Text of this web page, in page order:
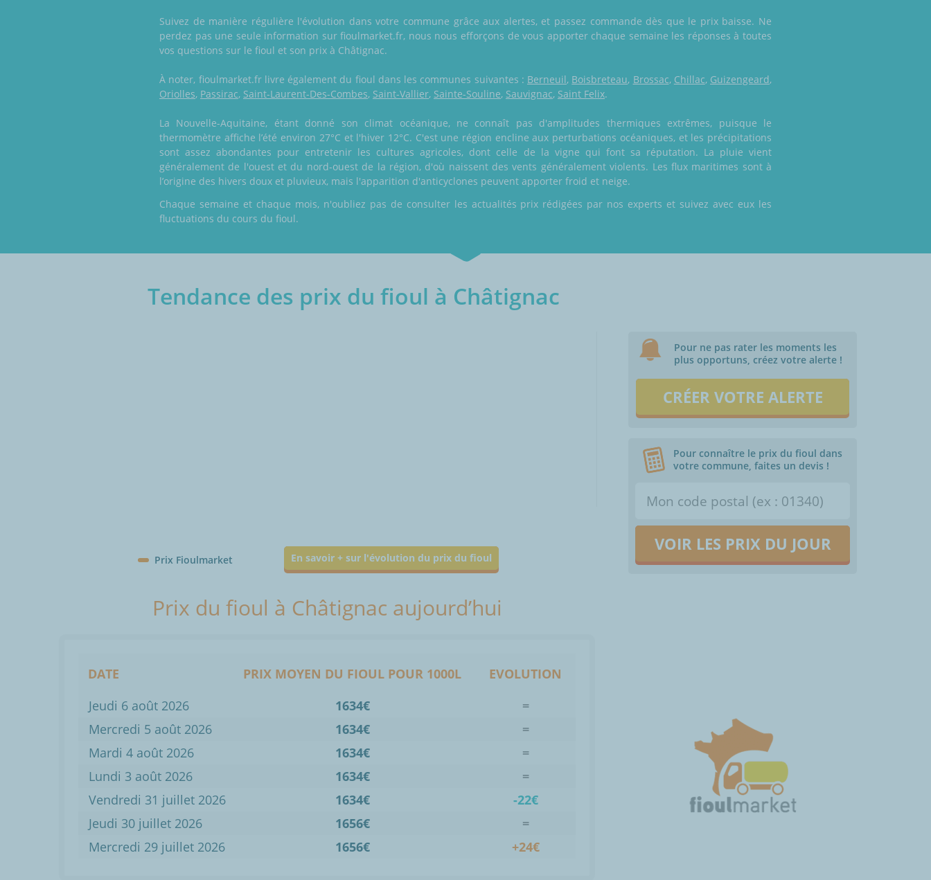
Suivez de manière régulière l'évolution dans votre commune grâce aux alertes, et passez commande dès que le prix baisse. Ne
perdez pas une seule information sur fioulmarket.fr, nous nous efforçons de vous apporter chaque semaine les réponses à toutes
vos questions sur le fioul et son prix à Châtignac.
À noter, fioulmarket.fr livre également du fioul dans les communes suivantes : Berneuil, Boisbreteau, Brossac, Chillac, Guizengeard,
Oriolles, Passirac, Saint-Laurent-Des-Combes, Saint-Vallier, Sainte-Souline, Sauvignac, Saint Felix.
La Nouvelle-Aquitaine, étant donné son climat océanique, ne connaît pas d'amplitudes thermiques extrêmes, puisque le
thermomètre affiche l’été environ 27°C et l'hiver 12°C. C'est une région encline aux perturbations océaniques, et les précipitations
sont assez abondantes pour entretenir les cultures agricoles, dont celle de la vigne qui font sa réputation. La pluie vient
généralement de l'ouest et du nord-ouest de la région, d'où naissent des vents généralement violents. Les flux maritimes sont à
l’origine des hivers doux et pluvieux, mais l'apparition d'anticyclones peuvent apporter froid et neige.
Chaque semaine et chaque mois, n'oubliez pas de consulter les actualités prix rédigées par nos experts et suivez avec eux les
fluctuations du cours du fioul.
Tendance des prix du fioul à Châtignac
Prix Fioulmarket En savoir + sur l'évolution du prix du fioul
Pour ne pas rater les moments les
plus opportuns, créez votre alerte !
CRÉER VOTRE ALERTE
Pour connaître le prix du fioul dans
votre commune, faites un devis !
VOIR LES PRIX DU JOUR
Prix du fioul à Châtignac aujourd’hui
DATE PRIX MOYEN DU FIOUL POUR 1000L
EVOLUTION
Jeudi 6 août 2026
1634€
=
Mercredi 5 août 2026
1634€
=
Mardi 4 août 2026
1634€
=
Lundi 3 août 2026
1634€
=
Vendredi 31 juillet 2026
1634€
-22€
Jeudi 30 juillet 2026
1656€
=
Mercredi 29 juillet 2026
1656€ +24€